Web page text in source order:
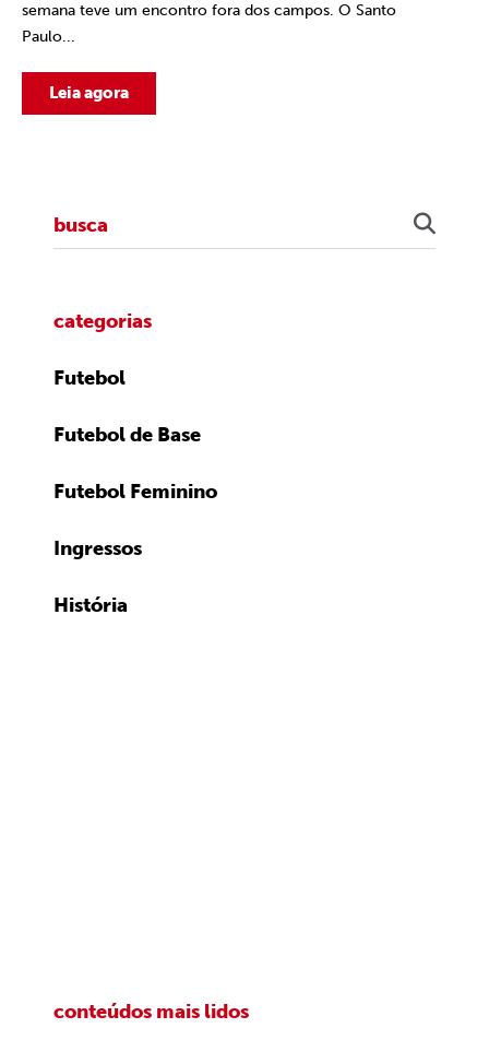
semana teve um encontro fora dos campos. O Santo
Paulo...
Leia agora
categorias
Futebol
Futebol de Base
Futebol Feminino
Ingressos
História
conteúdos mais lidos